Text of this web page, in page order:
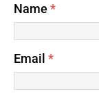
Name *
Email *